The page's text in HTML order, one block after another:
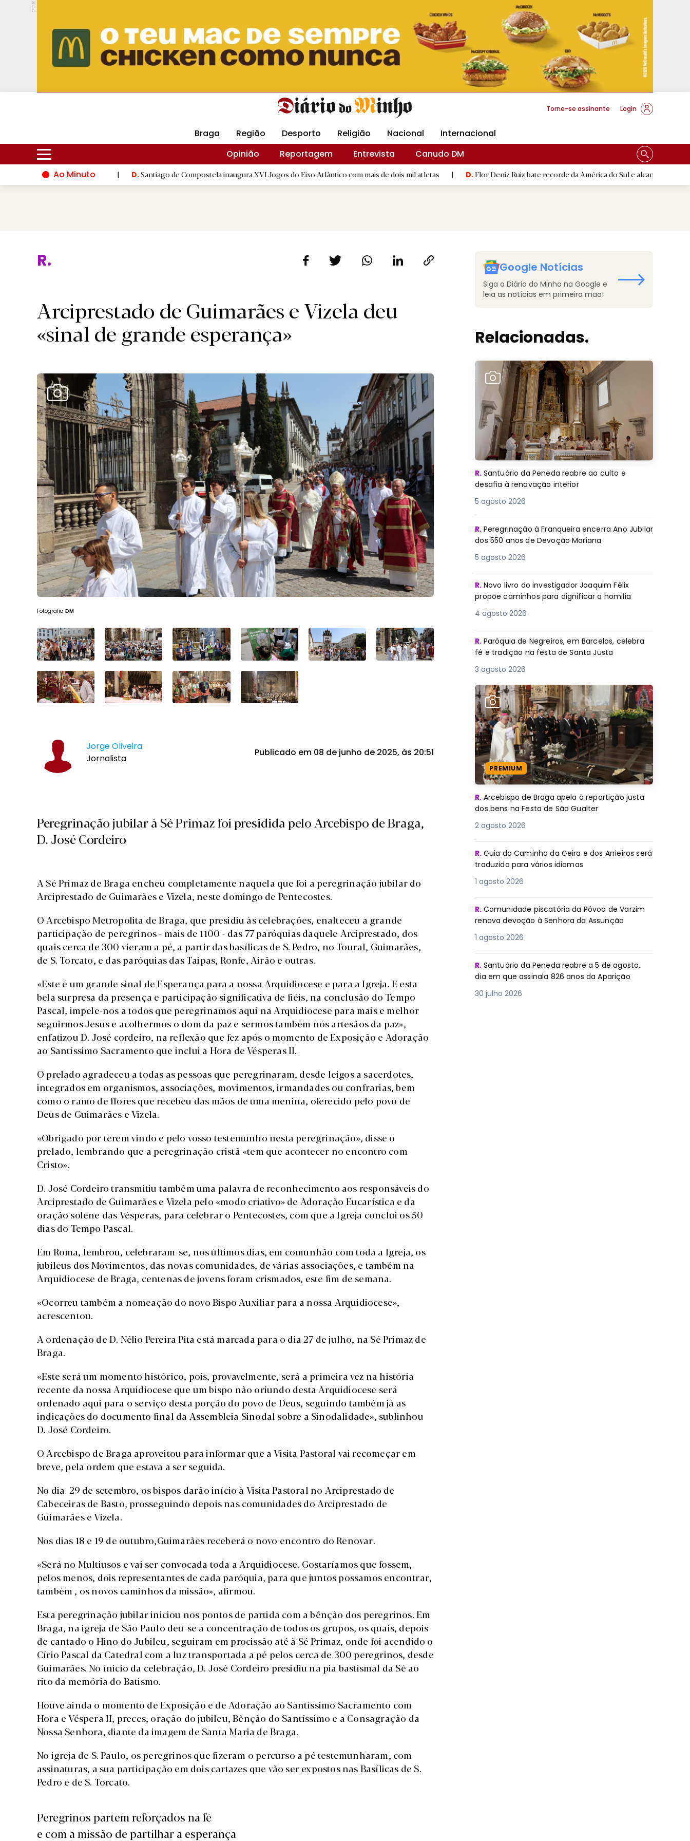
PUB.
Hoje 16ºC 30ºC DMtv Revista Minha Gráfica DM Livraria DM Arquidiocese Braga
Torne-se assinante Login
Braga Região Desporto Religião Nacional
Internacional
Opinião
Reportagem Entrevista
Canudo DM
Ao Minuto
mundo da moda | D.Santiago de Compostela inaugura XVI Jogos do Eixo Atlântico com mais de dois mil atletas | D.Flor Deniz Ruiz bate recorde da América do Sul e alcança segunda melhor
Relig
Arciprestado de Guimarães e Vizela deu
«sinal de grande esperança»
Ver Galeria
Fotografia DM
Jorge Oliveira
Jornalista
Publicado em 08 de junho de 2025, às 20:51
Peregrinação jubilar à Sé Primaz foi presidida pelo Arcebispo de Braga,
D. José Cordeiro
A Sé Primaz de Braga encheu completamente naquela que foi a peregrinação jubilar do
Arciprestado de Guimarães e Vizela, neste domingo de Pentecostes.
O Arcebispo Metropolita de Braga, que presidiu às celebrações, enalteceu a grande
participação de peregrinos - mais de 1100 - das 77 paróquias daquele Arciprestado, dos
quais cerca de 300 vieram a pé, a partir das basílicas de S. Pedro, no Toural, Guimarães,
de S. Torcato, e das paróquias das Taipas, Ronfe, Airão e outras.
«Este é um grande sinal de Esperança para a nossa Arquidiocese e para a Igreja. E esta
bela surpresa da presença e participação significativa de fiéis, na conclusão do Tempo
Pascal, impele-nos a todos que peregrinamos aqui na Arquidiocese para mais e melhor
seguirmos Jesus e acolhermos o dom da paz e sermos também nós artesãos da paz»,
enfatizou D. José cordeiro, na reflexão que fez após o momento de Exposição e Adoração
ao Santíssimo Sacramento que inclui a Hora de Vésperas II.
O prelado agradeceu a todas as pessoas que peregrinaram, desde leigos a sacerdotes,
integrados em organismos, associações, movimentos, irmandades ou confrarias, bem
como o ramo de flores que recebeu das mãos de uma menina, oferecido pelo povo de
Deus de Guimarães e Vizela.
«Obrigado por terem vindo e pelo vosso testemunho nesta peregrinação», disse o
prelado, lembrando que a peregrinação cristã «tem que acontecer no encontro com
Cristo».
D. José Cordeiro transmitiu também uma palavra de reconhecimento aos responsáveis do
Arciprestado de Guimarães e Vizela pelo «modo criativo» de Adoração Eucarística e da
oração solene das Vésperas, para celebrar o Pentecostes, com que a Igreja conclui os 50
dias do Tempo Pascal.
Em Roma, lembrou, celebraram-se, nos últimos dias, em comunhão com toda a Igreja, os
jubileus dos Movimentos, das novas comunidades, de várias associações, e também na
Arquidiocese de Braga, centenas de jovens foram crismados, este fim de semana.
«Ocorreu também a nomeação do novo Bispo Auxiliar para a nossa Arquidiocese»,
acrescentou.
A ordenação de D. Nélio Pereira Pita está marcada para o dia 27 de julho, na Sé Primaz de
Braga.
«Este será um momento histórico, pois, provavelmente, será a primeira vez na história
recente da nossa Arquidiocese que um bispo não oriundo desta Arquidiocese será
ordenado aqui para o serviço desta porção do povo de Deus, seguindo também já as
indicações do documento final da Assembleia Sinodal sobre a Sinodalidade», sublinhou
D. José Cordeiro.
O Arcebispo de Braga aproveitou para informar que a Visita Pastoral vai recomeçar em
breve, pela ordem que estava a ser seguida.
No dia 29 de setembro, os bispos darão início à Visita Pastoral no Arciprestado de
Cabeceiras de Basto, prosseguindo depois nas comunidades do Arciprestado de
Guimarães e Vizela.
Nos dias 18 e 19 de outubro,Guimarães receberá o novo encontro do Renovar.
«Será no Multiusos e vai ser convocada toda a Arquidiocese. Gostaríamos que fossem,
pelos menos, dois representantes de cada paróquia, para que juntos possamos encontrar,
também , os novos caminhos da missão», afirmou.
Esta peregrinação jubilar iniciou nos pontos de partida com a bênção dos peregrinos. Em
Braga, na igreja de São Paulo deu-se a concentração de todos os grupos, os quais, depois
de cantado o Hino do Jubileu, seguiram em procissão até à Sé Primaz, onde foi acendido o
Círio Pascal da Catedral com a luz transportada a pé pelos cerca de 300 peregrinos, desde
Guimarães. No ínicio da celebração, D. José Cordeiro presidiu na pia bastismal da Sé ao
rito da memória do Batismo.
Houve ainda o momento de Exposição e de Adoração ao Santíssimo Sacramento com
Hora e Véspera II, preces, oração do jubileu, Bênção do Santíssimo e a Consagração da
Nossa Senhora, diante da imagem de Santa Maria de Braga.
No igreja de S. Paulo, os peregrinos que fizeram o percurso a pé testemunharam, com
assinaturas, a sua participação em dois cartazes que vão ser expostos nas Basílicas de S.
Pedro e de S. Torcato.
Peregrinos partem reforçados na fé
e com a missão de partilhar a esperança
Google Notícias
Siga o Diário do Minho na Google e
leia as notícias em primeira mão!
Relacionadas.
R. Santuário da Peneda reabre ao culto e
desafia à renovação interior
5 agosto 2026
R. Peregrinação à Franqueira encerra Ano Jubilar
dos 550 anos de Devoção Mariana
5 agosto 2026
R. Novo livro do investigador Joaquim Félix
propõe caminhos para dignificar a homilia
4 agosto 2026
R. Paróquia de Negreiros, em Barcelos, celebra
fé e tradição na festa de Santa Justa
3 agosto 2026
PREMIUM
R. Arcebispo de Braga apela à repartição justa
dos bens na Festa de São Gualter
2 agosto 2026
R. Guia do Caminho da Geira e dos Arrieiros será
traduzido para vários idiomas
1 agosto 2026
R. Comunidade piscatória da Póvoa de Varzim
renova devoção à Senhora da Assunção
1 agosto 2026
R. Santuário da Peneda reabre a 5 de agosto,
dia em que assinala 826 anos da Aparição
30 julho 2026